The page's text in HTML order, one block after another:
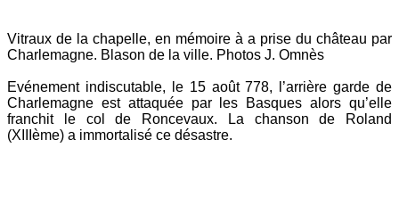
Vitraux de la chapelle, en mémoire à a prise du château par
Charlemagne. Blason de la ville. Photos J. Omnès
Evénement indiscutable, le 15 août 778, l’arrière garde de
Charlemagne est attaquée par les Basques alors qu’elle
franchit le col de Roncevaux. La chanson de Roland
(XIIIème) a immortalisé ce désastre.